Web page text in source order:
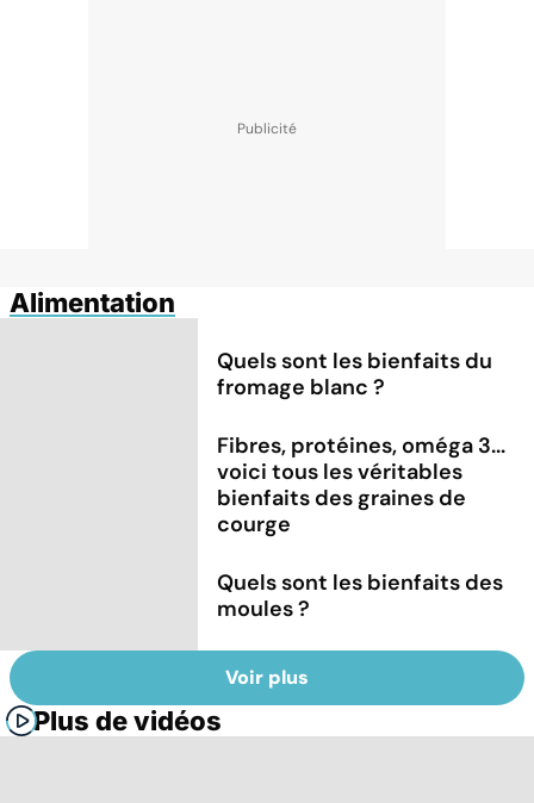
Alimentation
Quels sont les bienfaits du
fromage blanc ?
Fibres, protéines, oméga 3...
voici tous les véritables
bienfaits des graines de
courge
Quels sont les bienfaits des
moules ?
Voir plus
Plus de vidéos